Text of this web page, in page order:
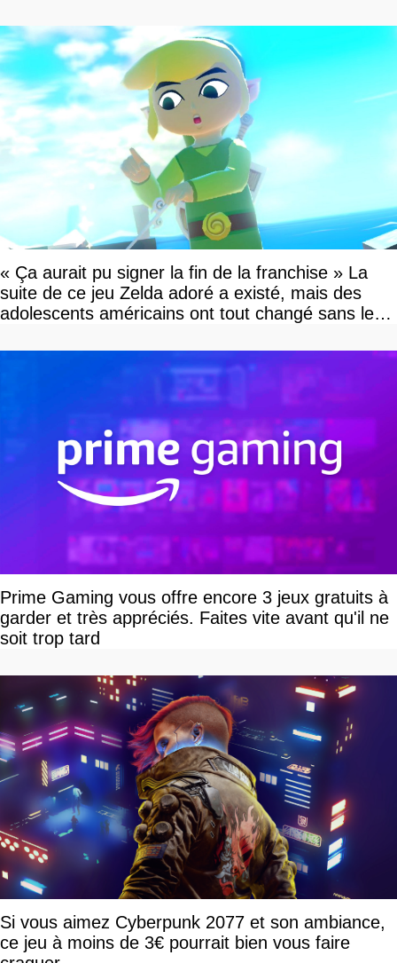
« Ça aurait pu signer la fin de la franchise » La
suite de ce jeu Zelda adoré a existé, mais des
adolescents américains ont tout changé sans le
Prime Gaming vous offre encore 3 jeux gratuits à
garder et très appréciés. Faites vite avant qu'il ne
soit trop tard
Si vous aimez Cyberpunk 2077 et son ambiance,
ce jeu à moins de 3€ pourrait bien vous faire